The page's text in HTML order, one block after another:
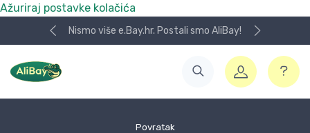
Ažuriraj postavke kolačića
Koristite naša skladišta u UK, USA i DE.
Povratak